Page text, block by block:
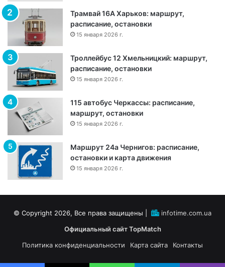
:
м
ш
р
,
о
а
н
с
Трамвай 16А Харьков: маршрут,
расписание, остановки
15 января 2026 г.
Троллейбус 12 Хмельницкий: маршрут,
расписание, остановки
15 января 2026 г.
115 автобус Черкассы: расписание,
маршрут, остановки
15 января 2026 г.
Маршрут 24а Чернигов: расписание,
остановки и карта движения
15 января 2026 г.
© Copyright 2026, Все права защищены |
infotime.com.ua
Официальный сайт TopMatch
Политика конфиденциальности
Карта сайта Контакты